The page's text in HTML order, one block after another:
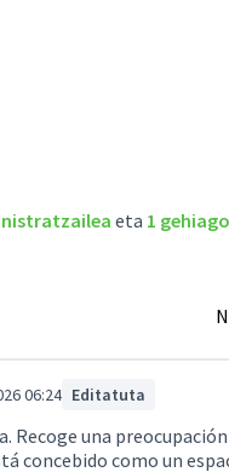
eta 1 gehiago
06:24 Editatuta
Recoge una
concebido como un